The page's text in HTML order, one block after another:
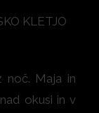
KLETJO
noč. Maja in
okusi in v